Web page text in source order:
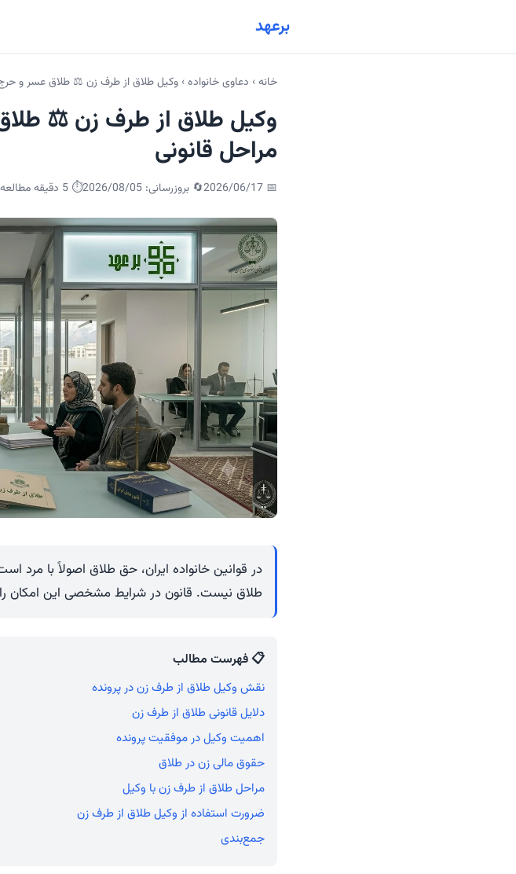
برعهد
خانه› دعاوی خانواده› وکیل طلاق از طرف زن ⚖️ طلاق عسر و
وکیل طلاق از طرف زن ⚖️
مراحل قانونی
📅
2026/06/17🔄 بروزرسانی: 2026/08/05⏱️ 5 دقیقه مطالعه
در قوانین خانواده ایران، حق طلاق اصولاً با مرد
طلاق نیست. قانون در شرایط مشخصی این امکان
📋 فهرست مطالب
نقش وکیل طلاق از طرف زن در پرونده
دلایل قانونی طلاق از طرف زن
اهمیت وکیل در موفقیت پرونده
حقوق مالی زن در طلاق
مراحل طلاق از طرف زن با وکیل
ضرورت استفاده از وکیل طلاق از طرف زن
جمع‌بندی